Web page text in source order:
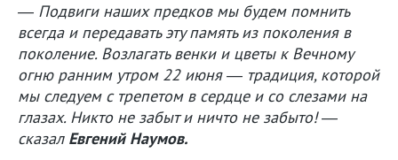
— Подвиги наших предков мы будем помнить
всегда и передавать эту память из поколения в
поколение. Возлагать венки и цветы к Вечному
огню ранним утром 22 июня — традиция, которой
мы следуем с трепетом в сердце и со слезами на
глазах. Никто не забыт и ничто не забыто! —
сказал Евгений Наумов.